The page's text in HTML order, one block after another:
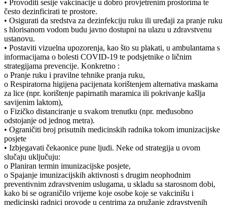
• Provoditi sesije vakcinacije u dobro provjetrenim prostorima te
često dezinficirati te prostore.
• Osigurati da sredstva za dezinfekciju ruku ili uređaji za pranje ruku
s hlorisanom vodom budu javno dostupni na ulazu u zdravstvenu
ustanovu.
• Postaviti vizuelna upozorenja, kao što su plakati, u ambulantama s
informacijama o bolesti COVID-19 te podsjetnike o ličnim
strategijama prevencije. Konkretno :
o Pranje ruku i pravilne tehnike pranja ruku,
o Respiratorna higijena pacijenata korištenjem alternativa maskama
za lice (npr. korištenje papirnatih maramica ili pokrivanje kašlja
savijenim laktom),
o Fizičko distanciranje u svakom trenutku (npr. međusobno
odstojanje od jednog metra).
• Ograničiti broj prisutnih medicinskih radnika tokom imunizacijske
posjete
• Izbjegavati čekaonice pune ljudi. Neke od strategija u ovom
slučaju uključuju:
o Planiran termin imunizacijske posjete,
o Spajanje imunizacijskih aktivnosti s drugim neophodnim
preventivnim zdravstvenim uslugama, u skladu sa starosnom dobi,
kako bi se ograničilo vrijeme koje osobe koje se vakcinišu i
medicinski radnici provode u centrima za pružanje zdravstvenih